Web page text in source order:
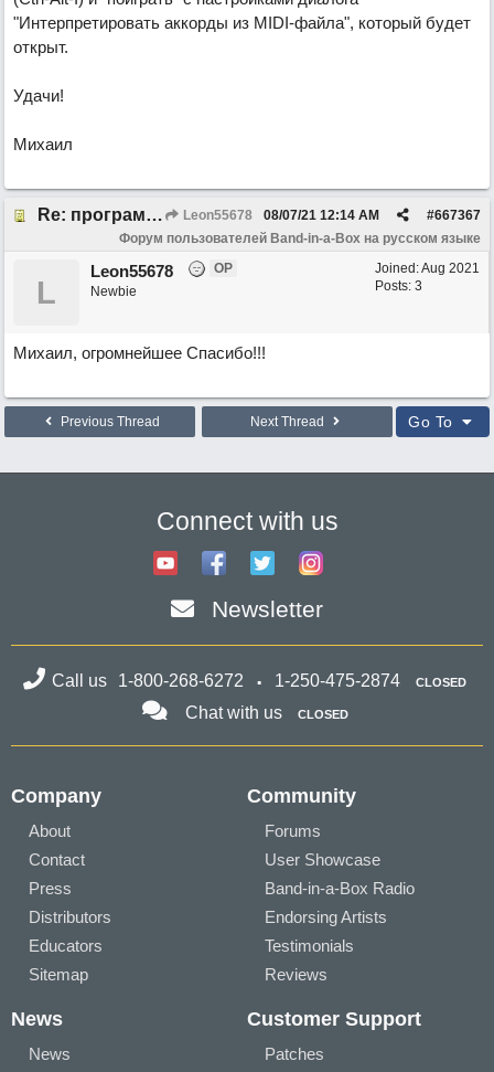
"Интерпретировать аккорды из MIDI-файла", который будет
открыт.
Удачи!
Михаил
Re: программа не видит аккорды Leon55678 #667367
08/07/21 12:14 AM
Форум пользователей Band-in-a-Box на русском языке
Joined:Aug 2021
Posts: 3
L
Leon55678
OP
Newbie
Михаил, огромнейшее Спасибо!!!
Previous Thread Next Thread Go To
Connect with us
Newsletter
Call us 1-800-268-6272 1-250-475-2874 CLOSED
Chat with us CLOSED
Company
About
Contact
Press
Distributors
Educators
Sitemap
Community
Forums
User Showcase
Band-in-a-Box Radio
Endorsing Artists
Testimonials
Reviews
News
News
Customer Support
Patches